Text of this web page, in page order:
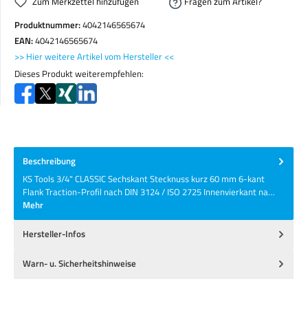
Produktnummer:4042146565674
EAN:4042146565674
>> Hier weitere Artikel vom Hersteller <<
Dieses Produkt weiterempfehlen:
Beschreibung
KS Tools 3/4" CLASSIC Sechskant Stecknuss kurz 60 mm 6-kant
Flank Traction-Profil nach DIN 3124 / ISO 2725 Innenvierkant na…
Mehr
Hersteller-Infos
Warn- u. Sicherheitshinweise